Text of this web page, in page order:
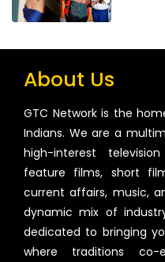
About Us
GTC Network is the
Indians. We are a
high-interest
feature films, short
current affairs, music,
dynamic mix of
dedicated to bringing
where traditions